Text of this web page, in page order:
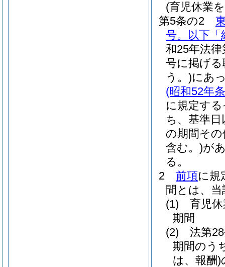
(育児休業
第5条の2
号。以下「
和25年法
号に掲げる
う。)にあ
(昭和52年
に規定す
ち、基準
の期間そ
含む。)が
る。
2
前項に規
間とは、
(1)
育児
期間
(2)
法第
期間のう
は、報酬)